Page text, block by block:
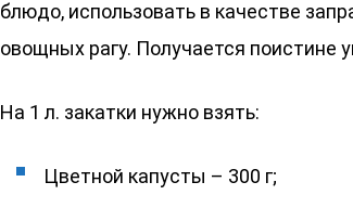
блюдо, использовать в качестве
овощных рагу. Получается поистине
На 1 л. закатки нужно взять:
Цветной капусты – 300 г;